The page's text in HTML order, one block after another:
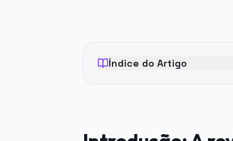
Índice do Artigo